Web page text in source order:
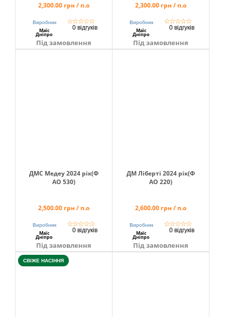
2,300.00 грн / п.о
Виробник
Маїс
Дніпро
☆☆☆☆☆
0 відгуків
Під замовлення
2,300.00 грн / п.о
Виробник
Маїс
Дніпро
☆☆☆☆☆
0 відгуків
Під замовлення
ДМС Медеу 2024 рік(Ф
АО 530)
2,500.00 грн / п.о
Виробник
Маїс
Дніпро
☆☆☆☆☆
0 відгуків
Під замовлення
ДМ Ліберті 2024 рік(Ф
АО 220)
2,600.00 грн / п.о
Виробник
Маїс
Дніпро
☆☆☆☆☆
0 відгуків
Під замовлення
СВІЖЕ НАСІННЯ